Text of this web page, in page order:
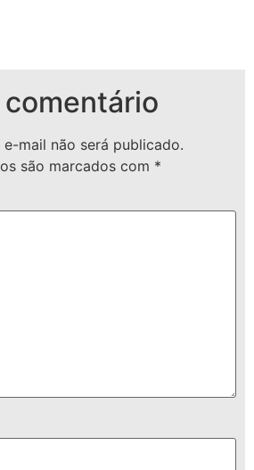
mail não será publicado.
são marcados com *